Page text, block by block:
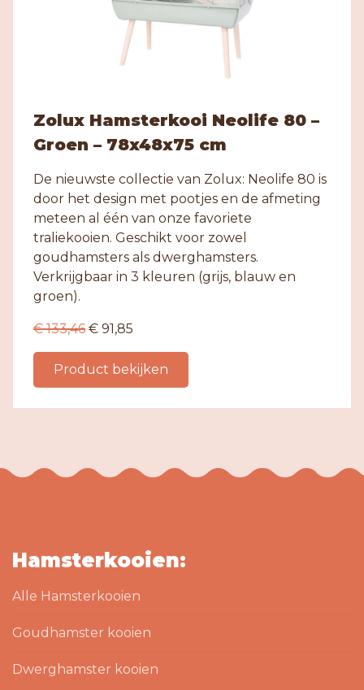
Zolux Hamsterkooi Neolife 80 –
Groen – 78x48x75 cm
De nieuwste collectie van Zolux: Neolife 80 is
door het design met pootjes en de afmeting
meteen al één van onze favoriete
traliekooien. Geschikt voor zowel
goudhamsters als dwerghamsters.
Verkrijgbaar in 3 kleuren (grijs, blauw en
groen).
€ 133,46 € 91,85
Product bekijken
Hamsterkooien:
Alle Hamsterkooien
Goudhamster kooien
Dwerghamster kooien